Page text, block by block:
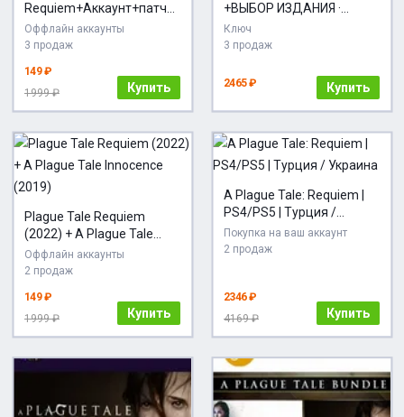
Requiem+Аккаунт+патчи
+STEAM
Оффлайн аккаунты
3 продаж
149 ₽
1999 ₽
Купить
+ВЫБОР ИЗДАНИЯ ·
Steam RU
Ключ
3 продаж
2465 ₽ Купить
Plague Tale Requiem
(2022) + A Plague Tale
Innocence (2019)
Оффлайн аккаунты
2 продаж
149 ₽
1999 ₽
Купить
A Plague Tale: Requiem |
PS4/PS5 | Турция /
Украина
Покупка на ваш аккаунт
2 продаж
2346 ₽
4169 ₽
Купить